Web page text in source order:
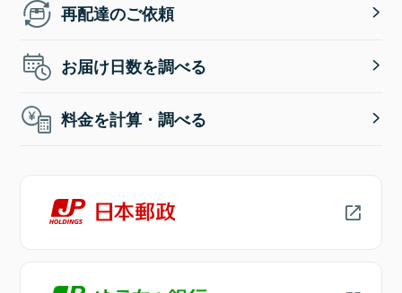
再配達のご依頼
お届け日数を調べる
料金を計算・調べる